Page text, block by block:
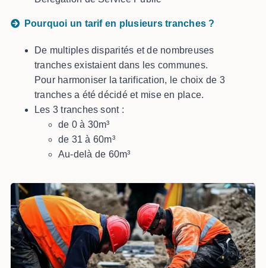
Pourquoi un tarif en plusieurs tranches ?
De multiples disparités et de nombreuses
tranches existaient dans les communes.
Pour harmoniser la tarification, le choix de 3
tranches a été décidé et mise en place.
Les 3 tranches sont :
de 0 à 30m³
de 31 à 60m³
Au-delà de 60m³